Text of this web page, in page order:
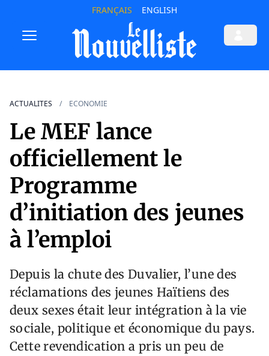
FRANÇAIS ENGLISH
ACTUALITES ECONOMIE
Le MEF lance
officiellement le
Programme
d’initiation des jeunes
à l’emploi
Depuis la chute des Duvalier, l’une des
réclamations des jeunes Haïtiens des
deux sexes était leur intégration à la vie
sociale, politique et économique du pays.
Cette revendication a pris un peu de